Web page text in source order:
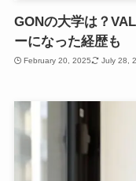
GONの大学は？
ーになった経歴も
February 20, 2025 July 28,